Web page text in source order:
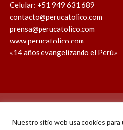
Nuestro sitio web usa cookies para
Celular: +51 949 631 689
contacto@perucatolico.com
prensa@perucatolico.com
www.perucatolico.com
«14 años evangelizando el Perú»
Política de cookies